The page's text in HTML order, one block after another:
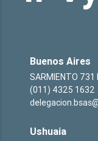
Buenos Aires
SARMIENTO 731
(011) 4325 1632
Ushuaia